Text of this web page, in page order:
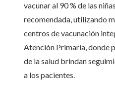
vacunar al 90 % de las
recomendada, utilizando
centros de vacunación
Atención Primaria, donde
de la salud brindan
a los pacientes.